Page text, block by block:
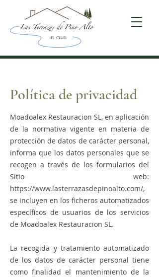
Política de privacidad
Moadoalex Restauracion SL, en aplicación
de la normativa vigente en materia de
protección de datos de carácter personal,
informa que los datos personales que se
recogen a través de los formularios del
Sitio web:
https://www.lasterrazasdepinoalto.com/,
se incluyen en los ficheros automatizados
específicos de usuarios de los servicios
de Moadoalex Restauracion SL.
La recogida y tratamiento automatizado
de los datos de carácter personal tiene
como finalidad el mantenimiento de la